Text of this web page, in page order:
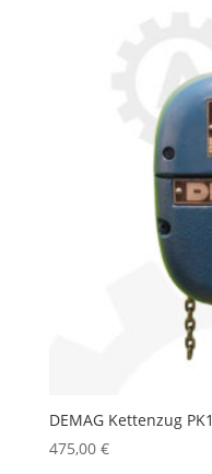
DEMAG Kettenzug PK1
475,00 €